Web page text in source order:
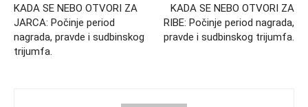
KADA SE NEBO OTVORI ZA
JARCA: Počinje period
nagrada, pravde i sudbinskog
trijumfa.
KADA SE NEBO OTVORI ZA
RIBE: Počinje period nagrada,
pravde i sudbinskog trijumfa.